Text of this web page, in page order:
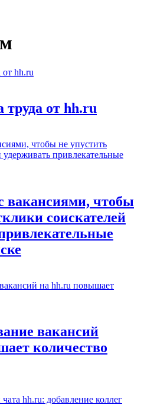
от hh.ru
вакансиями, чтобы
соискателей
вакансий
количество